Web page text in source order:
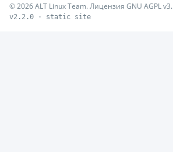
© 2026 ALT Linux Team. Лицензия GNU AGPL v3.
v2.2.0 · static site